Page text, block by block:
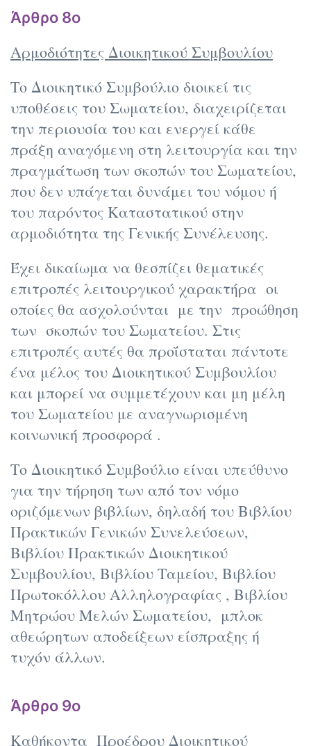
Άρθρο 8ο
Αρμοδιότητες Διοικητικού Συμβουλίου
Το Διοικητικό Συμβούλιο διοικεί τις
υποθέσεις του Σωματείου, διαχειρίζεται
την περιουσία του και ενεργεί κάθε
πράξη αναγόμενη στη λειτουργία και την
πραγμάτωση των σκοπών του Σωματείου,
που δεν υπάγεται δυνάμει του νόμου ή
του παρόντος Καταστατικού στην
αρμοδιότητα της Γενικής Συνέλευσης.
Έχει δικαίωμα να θεσπίζει θεματικές
επιτροπές λειτουργικού χαρακτήρα οι
οποίες θα ασχολούνται με την προώθηση
των σκοπών του Σωματείου. Στις
επιτροπές αυτές θα προΐσταται πάντοτε
ένα μέλος του Διοικητικού Συμβουλίου
και μπορεί να συμμετέχουν και μη μέλη
του Σωματείου με αναγνωρισμένη
κοινωνική προσφορά .
Το Διοικητικό Συμβούλιο είναι υπεύθυνο
για την τήρηση των από τον νόμο
οριζόμενων βιβλίων, δηλαδή του Βιβλίου
Πρακτικών Γενικών Συνελεύσεων,
Βιβλίου Πρακτικών Διοικητικού
Συμβουλίου, Βιβλίου Ταμείου, Βιβλίου
Πρωτοκόλλου Αλληλογραφίας , Βιβλίου
Μητρώου Μελών Σωματείου, μπλοκ
αθεώρητων αποδείξεων είσπραξης ή
τυχόν άλλων.
Άρθρο 9ο
Καθήκοντα Προέδρου Διοικητικού